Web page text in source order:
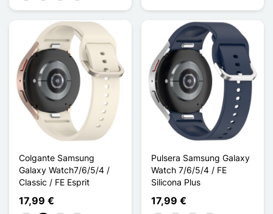
Colgante Samsung
Galaxy Watch7/6/5/4 /
Classic / FE Esprit
17,99 €
Pulsera Samsung Galaxy
Watch 7/6/5/4 / FE
Silicona Plus
17,99 €